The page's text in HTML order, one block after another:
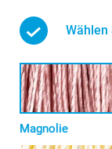
Wählen
Magnolie